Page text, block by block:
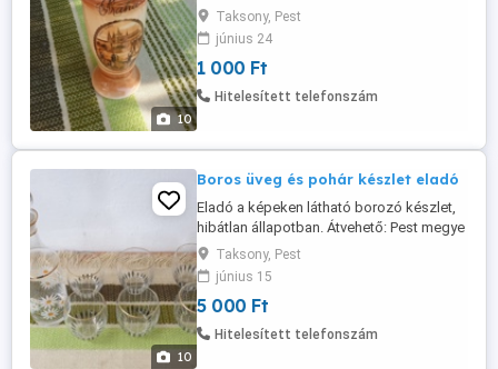
10
Átvehető: Pest megye - Taksony
községben. Postán is elküldöm rendesen
becsomagolva dobozba, de akkor előre
kérem utalni az árát és a postaköltséget a
bankszámlámra, vagy lakcímemre postai
Taksony, Pest
június 24
1 000 Ft
Hitelesített telefonszám
10
Boros üveg és pohár készlet eladó
Eladó a képeken látható borozó készlet,
hibátlan állapotban. Átvehető: Pest megye
- Taksony községben. Postán is elküldöm
rendesen becsomagolva dobozba, de
akkor előre kérem utalni az árát és a
postaköltséget a bankszámlámra, vagy
lakcímemre postai csekken. Utánvétellel
Taksony, Pest
június 15
5 000 Ft
Hitelesített telefonszám